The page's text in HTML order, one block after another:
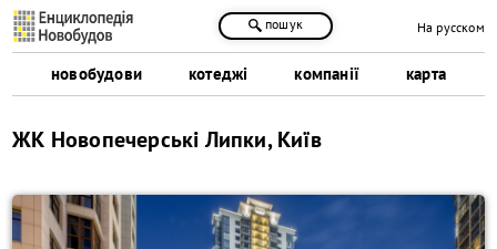
новобудови котеджі компанії карта
пошук На русском
ЖК Новопечерські Липки, Київ